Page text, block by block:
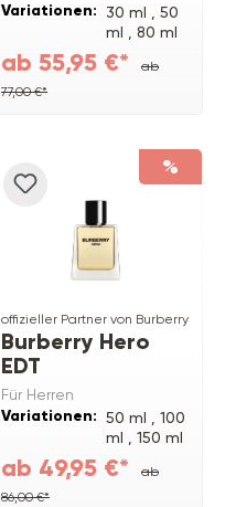
Variationen: 30 ml , 50
ml , 80 ml
ab 55,95 €*
ab
77,00 €*
%
offizieller Partner von Burberry
Burberry Hero
EDT
Für Herren
Variationen: 50 ml , 100
ml , 150 ml
ab 49,95 €*
ab
86,00 €*